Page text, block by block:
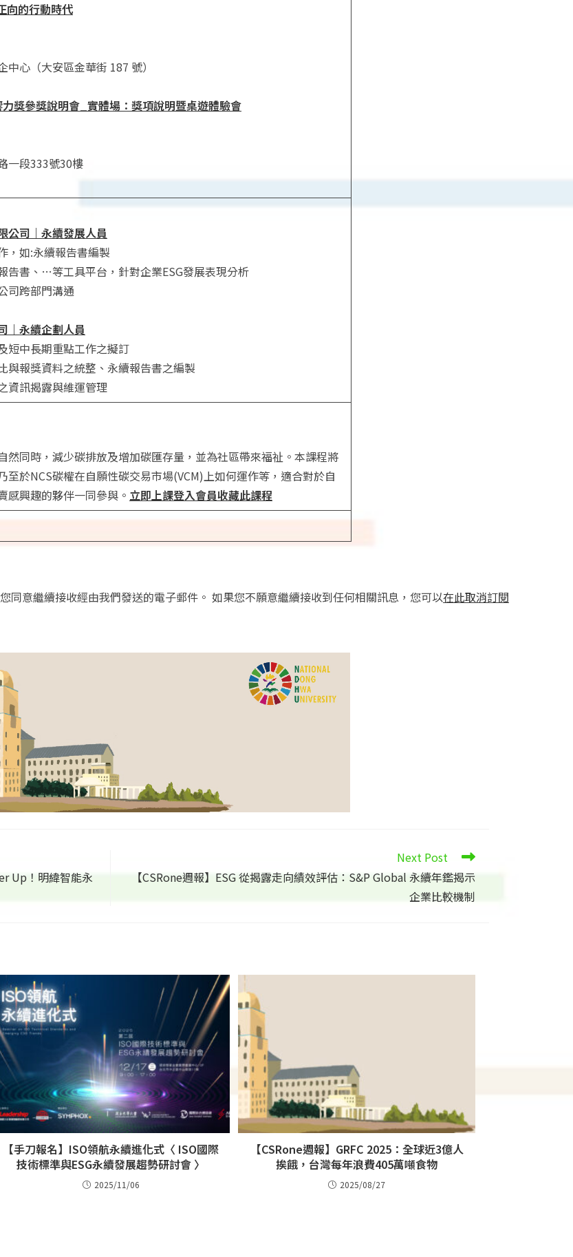
向的行動時代
心（大安區金華街 187 號）
獎參獎說明會_實體場：獎項說明暨桌遊體驗會
一段333號30樓
公司｜永續發展人員
，如:永續報告書編製
告書、…等工具平台，針對企業ESG發展表現分析
司跨部門溝通
｜永續企劃人員
短中長期重點工作之擬訂
與報獎資料之統整、永續報告書之編製
資訊揭露與維運管理
然同時，減少碳排放及增加碳匯存量，並為社區帶來福祉。本課程將
至於NCS碳權在自願性碳交易市場(VCM)上如何運作等，適合對於自
感興趣的夥伴一同參與。 立即上課登入會員收藏此課程
您同意繼續接收經由我們發送的電子郵件。 如果您不願意繼續接收到任何相關訊息，您可以在此取消訂閱
Up！明緯智能永
Next Post
【CSRone週報】ESG 從揭露走向績效評估：S&P Global 永續年鑑揭示
企業比較機制
【手刀報名】ISO領航永續進化式〈 ISO國際
技術標準與ESG永續發展趨勢研討會 〉
2025/11/06
【CSRone週報】GRFC 2025：全球近3億人
挨餓，台灣每年浪費405萬噸食物
2025/08/27